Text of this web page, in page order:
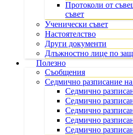
Протоколи от
съвет
Ученически съвет
Настоятелство
Други документи
Длъжностно лице по
Полезно
Съобщения
Седмично разписание
Седмично
Седмично
Седмично
Седмично
Седмично